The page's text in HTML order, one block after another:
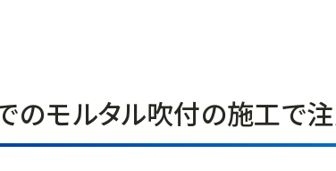
のモルタル吹付の施工で注